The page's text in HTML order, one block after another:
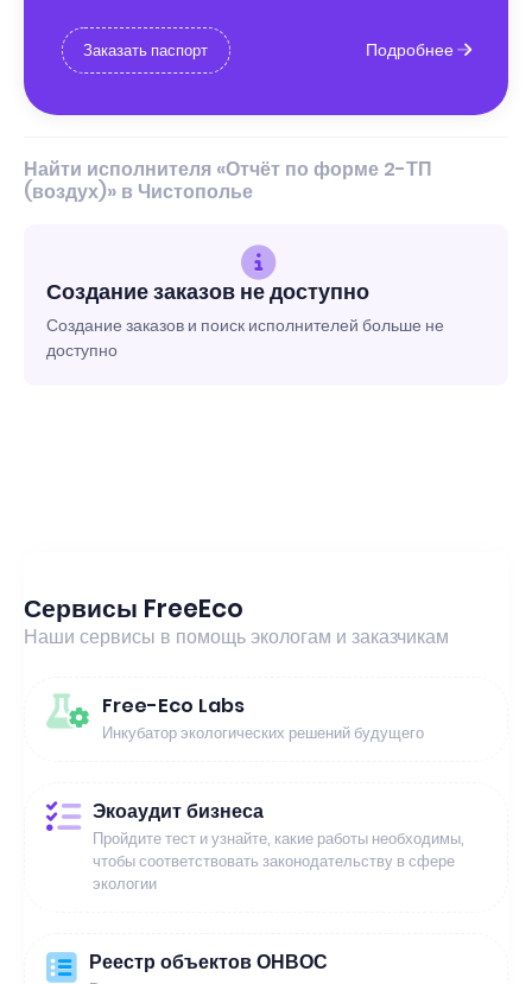
Заказать паспорт Подробнее
Найти исполнителя «Отчёт по форме 2-ТП
(воздух)» в Чистополье
Создание заказов не доступно
Создание заказов и поиск исполнителей больше не
доступно
Сервисы FreeEco
Наши сервисы в помощь экологам и заказчикам
Free-Eco Labs
Инкубатор экологических решений будущего
Экоаудит бизнеса
Пройдите тест и узнайте, какие работы необходимы,
чтобы соответствовать законодательству в сфере
экологии
Реестр объектов ОНВОС